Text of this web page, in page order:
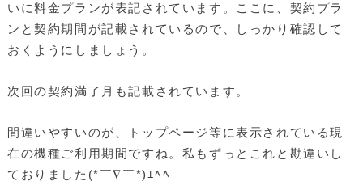
いに料金プランが表記されています。ここに、契約プラ
ンと契約期間が記載されているので、しっかり確認して
おくようにしましょう。
次回の契約満了月も記載されています。
間違いやすいのが、トップページ等に表示されている現
在の機種ご利用期間ですね。私もずっとこれと勘違いし
ておりました(*￣∇￣*)ｴﾍﾍ